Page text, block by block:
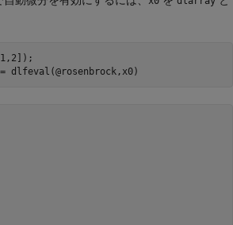
dlfeval(@rosenbrock,x0)